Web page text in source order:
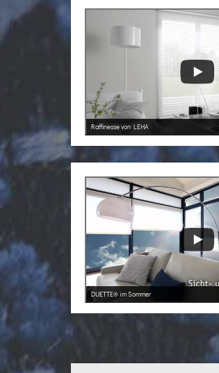
Raffinesse von LEHA
DUETTE® im Sommer